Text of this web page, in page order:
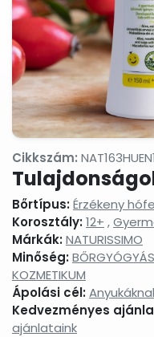
Cikkszám:
Bőrtípus:Érzékeny
Korosztály:12+ ,
Márkák:NATURISSIMO
Minőség:
KOZMETIKUM
Ápolási cél:
Kedvezményes
ajánlataink